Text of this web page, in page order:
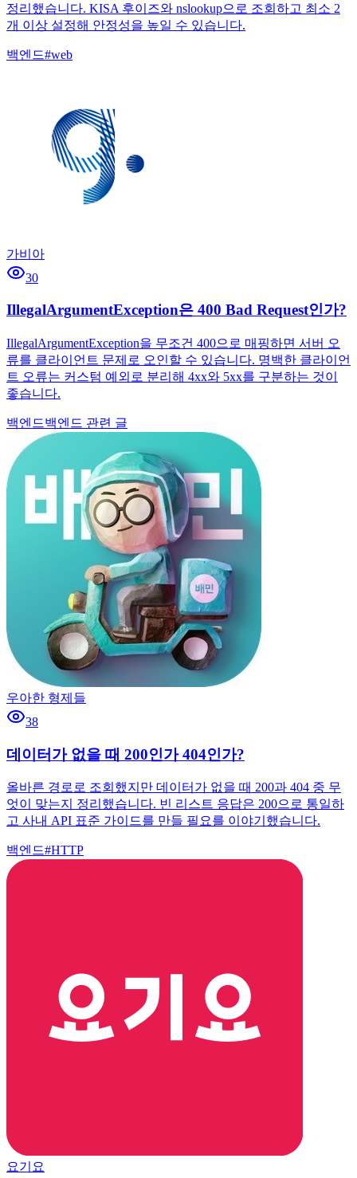
정리했습니다. KISA 후이즈와 nslookup으로 조회하고 최소 2
개 이상 설정해 안정성을 높일 수 있습니다.
백엔드#web
가비아
30
IllegalArgumentException은 400 Bad Request인가?
IllegalArgumentException을 무조건 400으로 매핑하면 서버 오
류를 클라이언트 문제로 오인할 수 있습니다. 명백한 클라이언
트 오류는 커스텀 예외로 분리해 4xx와 5xx를 구분하는 것이
좋습니다.
백엔드백엔드 관련 글
우아한 형제들
38
데이터가 없을 때 200인가 404인가?
올바른 경로로 조회했지만 데이터가 없을 때 200과 404 중 무
엇이 맞는지 정리했습니다. 빈 리스트 응답은 200으로 통일하
고 사내 API 표준 가이드를 만들 필요를 이야기했습니다.
백엔드#HTTP
요기요